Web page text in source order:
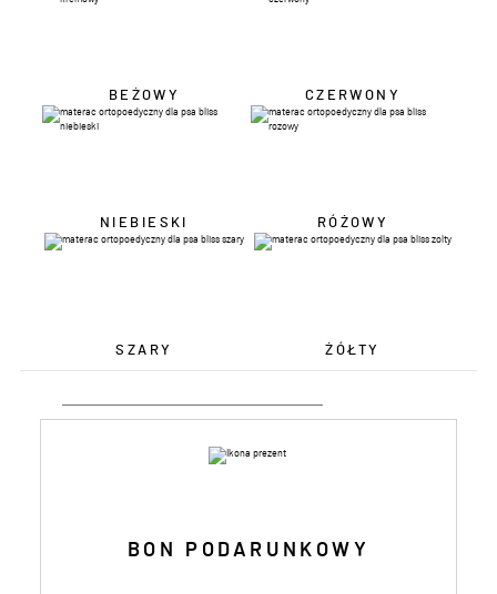
BEŻOWY CZERWONY
NIEBIESKI RÓŻOWY
SZARY ŻÓŁTY
BON PODARUNKOWY